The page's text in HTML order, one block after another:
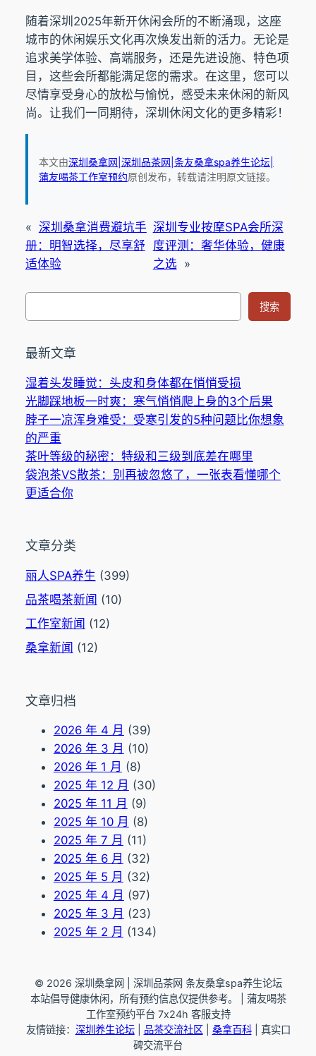
随着深圳2025年新开休闲会所的不断涌现，这座
城市的休闲娱乐文化再次焕发出新的活力。无论是
追求美学体验、高端服务，还是先进设施、特色项
目，这些会所都能满足您的需求。在这里，您可以
尽情享受身心的放松与愉悦，感受未来休闲的新风
尚。让我们一同期待，深圳休闲文化的更多精彩！
本文由深圳桑拿网|深圳品茶网|条友桑拿spa养生论坛|
蒲友喝茶工作室预约原创发布，转载请注明原文链接。
« 深圳桑拿消费避坑手
册：明智选择，尽享舒
适体验
深圳专业按摩SPA会所深
度评测：奢华体验，健康
之选 »
搜
搜索
最新文章
湿着头发睡觉：头皮和身体都在悄悄受损
光脚踩地板一时爽：寒气悄悄爬上身的3个后果
脖子一凉浑身难受：受寒引发的5种问题比你想象
的严重
茶叶等级的秘密：特级和三级到底差在哪里
袋泡茶VS散茶：别再被忽悠了，一张表看懂哪个
更适合你
文章分类
丽人SPA养生 (399)
品茶喝茶新闻 (10)
工作室新闻 (12)
桑拿新闻 (12)
文章归档
2026 年 4 月 (39)
2026 年 3 月 (10)
2026 年 1 月 (8)
2025 年 12 月 (30)
2025 年 11 月 (9)
2025 年 10 月 (8)
2025 年 7 月 (11)
2025 年 6 月 (32)
2025 年 5 月 (32)
2025 年 4 月 (97)
2025 年 3 月 (23)
2025 年 2 月 (134)
© 2026 深圳桑拿网 | 深圳品茶网 条友桑拿spa养生论坛
本站倡导健康休闲，所有预约信息仅提供参考。 | 蒲友喝茶
工作室预约平台 7x24h 客服支持
友情链接： 深圳养生论坛| 品茶交流社区 桑拿百科| 真实口
碑交流平台